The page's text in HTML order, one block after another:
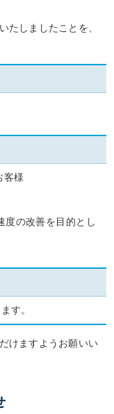
たしましたことを、
客様
の改善を目的とし
す。
けますようお願いい